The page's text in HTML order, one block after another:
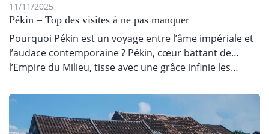
11/11/2025
Pékin – Top des visites à ne pas manquer
Pourquoi Pékin est un voyage entre l’âme impériale et
l’audace contemporaine ? Pékin, cœur battant de
l’Empire du Milieu, tisse avec une grâce infinie les…